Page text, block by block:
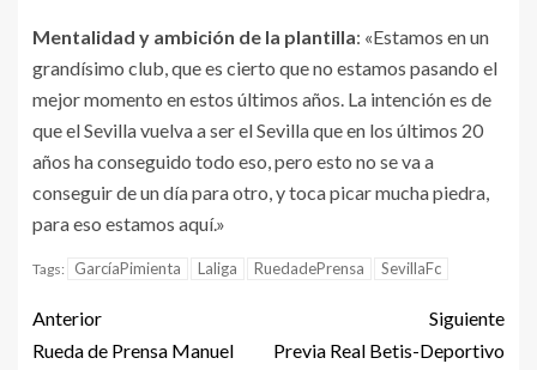
Mentalidad y ambición de la plantilla: «Estamos en un
grandísimo club, que es cierto que no estamos pasando el
mejor momento en estos últimos años. La intención es de
que el Sevilla vuelva a ser el Sevilla que en los últimos 20
años ha conseguido todo eso, pero esto no se va a
conseguir de un día para otro, y toca picar mucha piedra,
para eso estamos aquí.»
Tags: GarcíaPimienta Laliga RuedadePrensa SevillaFc
Anterior
Rueda de Prensa Manuel
Siguiente
Previa Real Betis-Deportivo